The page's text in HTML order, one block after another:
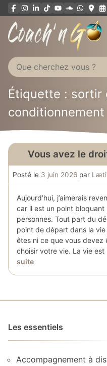
Aller
au
Étiquette : sortir
conditionnement
Vous avez le
Posté le 3 juin 2026 par
Aujourd’hui, j’aimerais
car il est un point
personnes. Tout part du
point de départ dans la
êtes ni ce que vous devez
choisir votre vie. La vie
suite
Les essentiels
Accompagnement à